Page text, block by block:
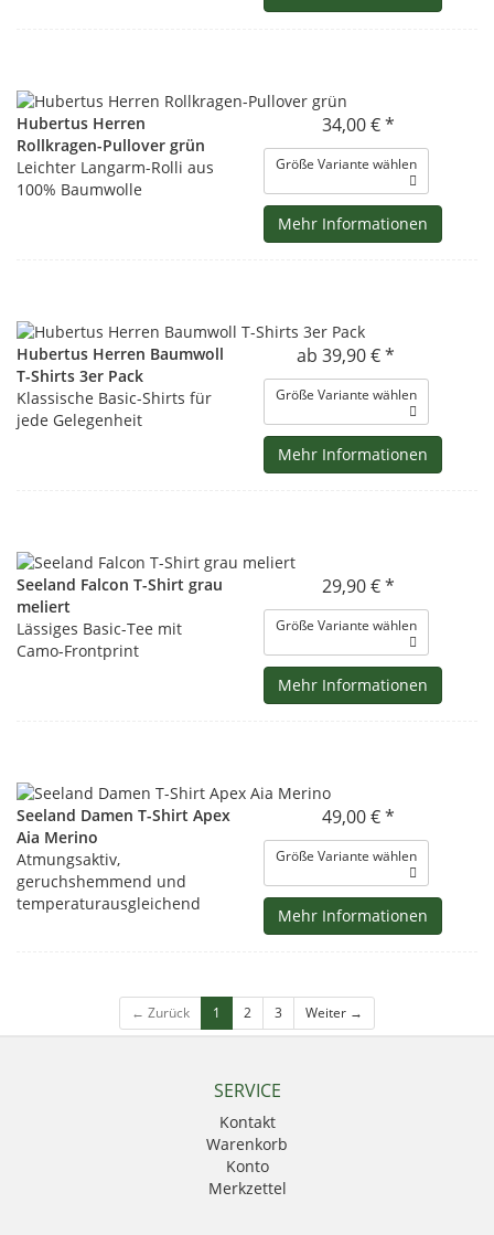
Hubertus Herren
Rollkragen-Pullover grün
Leichter Langarm-Rolli aus
100% Baumwolle
34,00 € *
Größe Variante wählen
Mehr Informationen
Hubertus Herren Baumwoll
T-Shirts 3er Pack
Klassische Basic-Shirts für
jede Gelegenheit
ab 39,90 € *
Größe Variante wählen
Mehr Informationen
Seeland Falcon T-Shirt grau
meliert
Lässiges Basic-Tee mit
Camo-Frontprint
29,90 € *
Größe Variante wählen
Mehr Informationen
Seeland Damen T-Shirt Apex
Aia Merino
Atmungsaktiv,
geruchshemmend und
temperaturausgleichend
49,00 € *
Größe Variante wählen
Mehr Informationen
← Zurück 1 2 3 Weiter →
SERVICE
Kontakt
Warenkorb
Konto
Merkzettel